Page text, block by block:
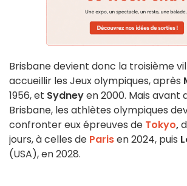
Brisbane devient donc la troisième
accueillir les Jeux olympiques, après
1956, et Sydneyen 2000. Mais avant
Brisbane, les athlètes olympiques
confronter eux épreuves de Tokyo,
jours, à celles de Parisen 2024, puis
(USA), en 2028.